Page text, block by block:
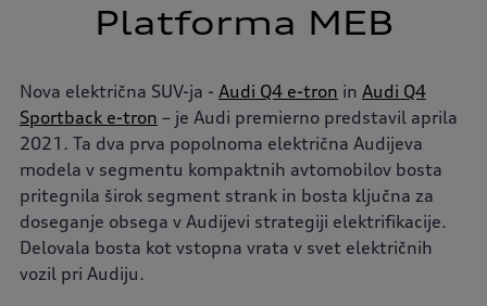
Platforma MEB
Nova električna SUV-ja - Audi Q4 e-tron in Audi Q4
Sportback e-tron – je Audi premierno predstavil aprila
2021. Ta dva prva popolnoma električna Audijeva
modela v segmentu kompaktnih avtomobilov bosta
pritegnila širok segment strank in bosta ključna za
doseganje obsega v Audijevi strategiji elektrifikacije.
Delovala bosta kot vstopna vrata v svet električnih
vozil pri Audiju.